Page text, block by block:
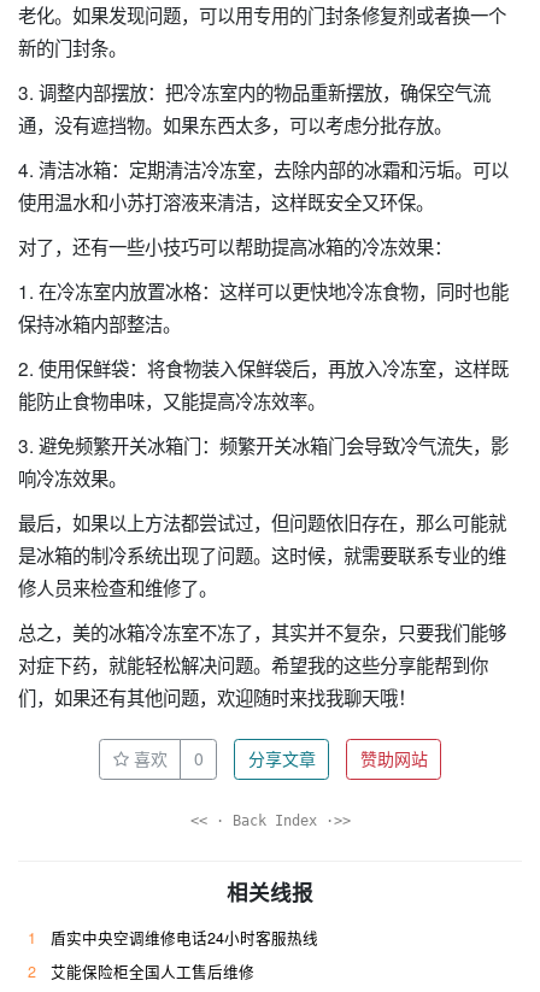
老化。如果发现问题，可以用专用的门封条修复剂或者换一个
新的门封条。
3. 调整内部摆放：把冷冻室内的物品重新摆放，确保空气流
通，没有遮挡物。如果东西太多，可以考虑分批存放。
4. 清洁冰箱：定期清洁冷冻室，去除内部的冰霜和污垢。可以
使用温水和小苏打溶液来清洁，这样既安全又环保。
对了，还有一些小技巧可以帮助提高冰箱的冷冻效果：
1. 在冷冻室内放置冰格：这样可以更快地冷冻食物，同时也能
保持冰箱内部整洁。
2. 使用保鲜袋：将食物装入保鲜袋后，再放入冷冻室，这样既
能防止食物串味，又能提高冷冻效率。
3. 避免频繁开关冰箱门：频繁开关冰箱门会导致冷气流失，影
响冷冻效果。
最后，如果以上方法都尝试过，但问题依旧存在，那么可能就
是冰箱的制冷系统出现了问题。这时候，就需要联系专业的维
修人员来检查和维修了。
总之，美的冰箱冷冻室不冻了，其实并不复杂，只要我们能够
对症下药，就能轻松解决问题。希望我的这些分享能帮到你
们，如果还有其他问题，欢迎随时来找我聊天哦！
喜欢 0 分享文章 赞助网站
<< · Back Index ·>>
相关线报
1
盾实中央空调维修电话24小时客服热线
2
艾能保险柜全国人工售后维修